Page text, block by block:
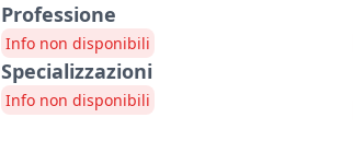
Professione
Info non disponibili
Specializzazioni
Info non disponibili